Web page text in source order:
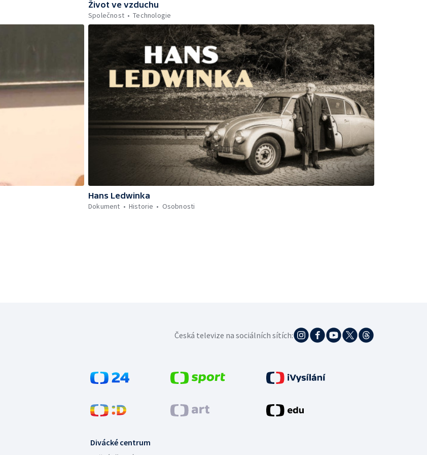
Život ve vzduchu
Společnost
Technologie
Hans Ledwinka
Dokument
Historie Osobnosti
Divácké centrum
Česká televize na sociálních sítích: